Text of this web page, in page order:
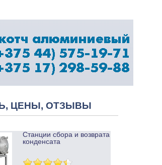
ЦЕНЫ, ОТЗЫВЫ
Станции сбора и возврата
конденсата